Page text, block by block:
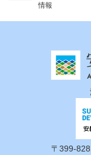
情報
〒399-